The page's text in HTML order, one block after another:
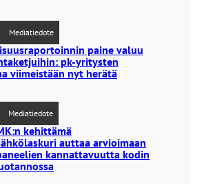
Mediatiedote
paine valuu
pk-yritysten
viimeistään nyt herätä
Mediatiedote
kehittämä
auttaa arvioimaan
kannattavuutta kodin